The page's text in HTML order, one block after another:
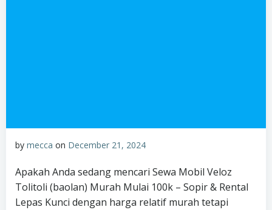
by mecca on December 21, 2024
Apakah Anda sedang mencari Sewa Mobil Veloz
Tolitoli (baolan) Murah Mulai 100k – Sopir & Rental
Lepas Kunci dengan harga relatif murah tetapi